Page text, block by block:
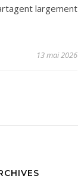
largement
13 mai 2026